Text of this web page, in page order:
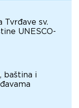
Tvrđave sv.
UNESCO-
baština i